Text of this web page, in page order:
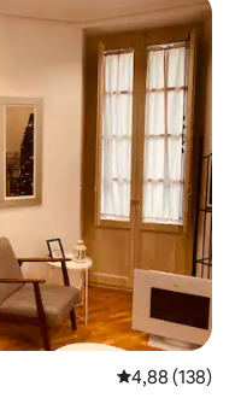
4,88 de uma
4,88 (138)